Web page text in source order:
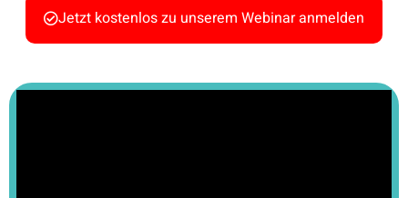
Jetzt kostenlos zu unserem Webinar anmelden